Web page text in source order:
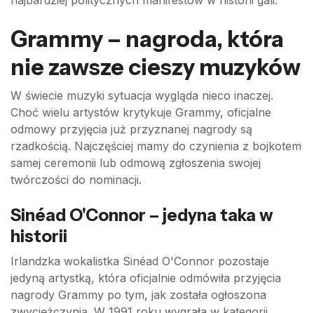
Grammy – nagroda, która
nie zawsze cieszy muzyków
W świecie muzyki sytuacja wygląda nieco inaczej.
Choć wielu artystów krytykuje Grammy, oficjalne
odmowy przyjęcia już przyznanej nagrody są
rzadkością. Najczęściej mamy do czynienia z bojkotem
samej ceremonii lub odmową zgłoszenia swojej
twórczości do nominacji.
Sinéad O'Connor – jedyna taka w
historii
Irlandzka wokalistka Sinéad O'Connor pozostaje
jedyną artystką, która oficjalnie odmówiła przyjęcia
nagrody Grammy po tym, jak została ogłoszona